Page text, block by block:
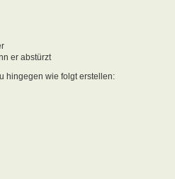
er abstürzt
hingegen wie folgt erstellen: